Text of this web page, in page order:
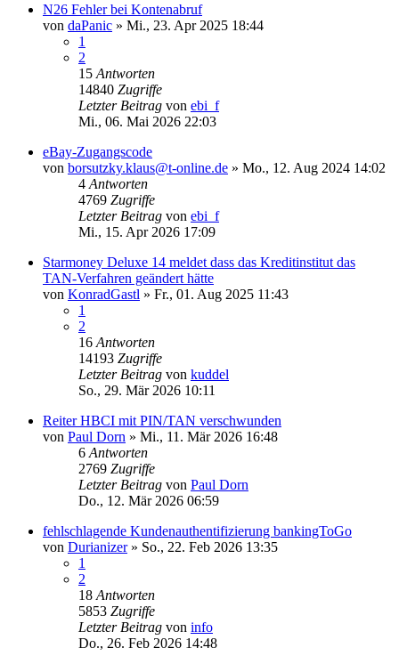
N26 Fehler bei Kontenabruf
von daPanic » Mi., 23. Apr 2025 18:44
1
2
15 Antworten
14840 Zugriffe
Letzter Beitrag von ebi_f
Mi., 06. Mai 2026 22:03
eBay-Zugangscode
von borsutzky.klaus@t-online.de » Mo., 12. Aug 2024 14:02
4 Antworten
4769 Zugriffe
Letzter Beitrag von ebi_f
Mi., 15. Apr 2026 17:09
Starmoney Deluxe 14 meldet dass das Kreditinstitut das
TAN-Verfahren geändert hätte
von KonradGastl » Fr., 01. Aug 2025 11:43
1
2
16 Antworten
14193 Zugriffe
Letzter Beitrag von kuddel
So., 29. Mär 2026 10:11
Reiter HBCI mit PIN/TAN verschwunden
von Paul Dorn » Mi., 11. Mär 2026 16:48
6 Antworten
2769 Zugriffe
Letzter Beitrag von Paul Dorn
Do., 12. Mär 2026 06:59
fehlschlagende Kundenauthentifizierung bankingToGo
von Durianizer» So., 22. Feb 2026 13:35
1
2
18 Antworten
5853 Zugriffe
Letzter Beitrag von info
Do., 26. Feb 2026 14:48